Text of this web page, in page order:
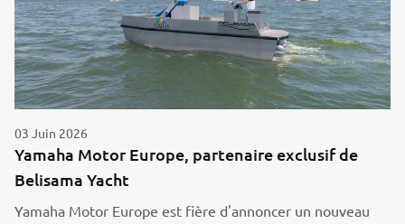
03 Juin 2026
Yamaha Motor Europe, partenaire exclusif de
Belisama Yacht
Yamaha Motor Europe est fière d'annoncer un nouveau